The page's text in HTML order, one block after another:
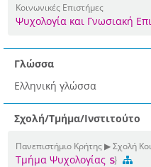
Κοινωνικές Επιστήμες
Ψυχολογία και Γνωσιακή
Γλώσσα
Ελληνική γλώσσα
Σχολή/Τμήμα/Ινστιτούτο
Πανεπιστήμιο Κρήτης ▶ Σχολή
Τμήμα Ψυχολογίας